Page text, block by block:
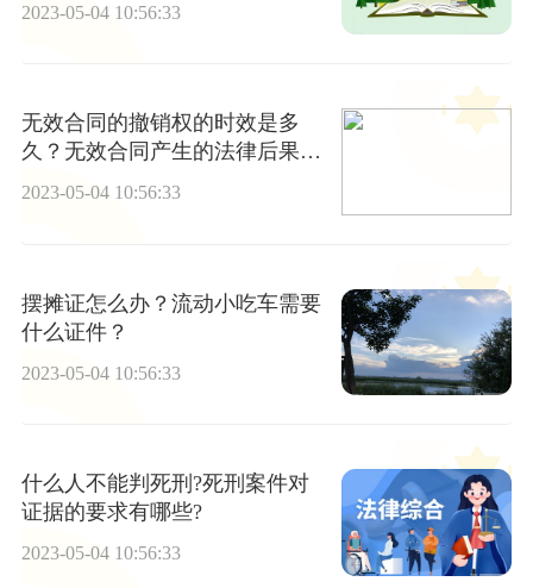
2023-05-04 10:56:33
无效合同的撤销权的时效是多
久？无效合同产生的法律后果有
哪些？
2023-05-04 10:56:33
摆摊证怎么办？流动小吃车需要
什么证件？
2023-05-04 10:56:33
什么人不能判死刑?死刑案件对
证据的要求有哪些?
2023-05-04 10:56:33